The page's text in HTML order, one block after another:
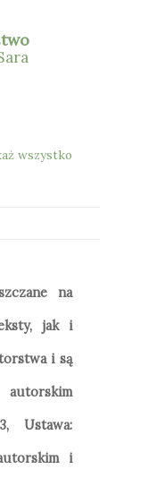
wszystko
na
jak i
i są
Ustawa:
i